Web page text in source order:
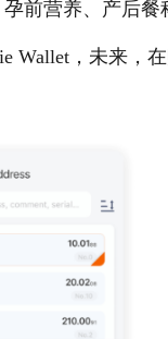
前营养、产后餐
Wallet，未来，